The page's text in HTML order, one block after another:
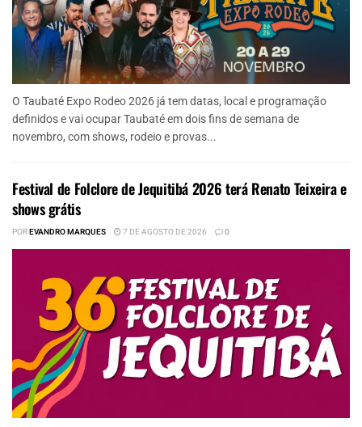
O Taubaté Expo Rodeo 2026 já tem datas, local e programação
definidos e vai ocupar Taubaté em dois fins de semana de
novembro, com shows, rodeio e provas...
Festival de Folclore de Jequitibá 2026 terá Renato Teixeira e
shows grátis
POREVANDRO MARQUES 7 DE AGOSTO DE 2026 0